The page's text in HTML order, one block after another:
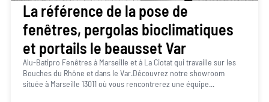
La référence de la pose de
fenêtres, pergolas bioclimatiques
et portails le beausset Var
Alu-Batipro Fenêtres à Marseille et à La Ciotat qui travaille sur les
Bouches du Rhône et dans le Var.Découvrez notre showroom
située à Marseille 13011 où vous rencontrerez une équipe...